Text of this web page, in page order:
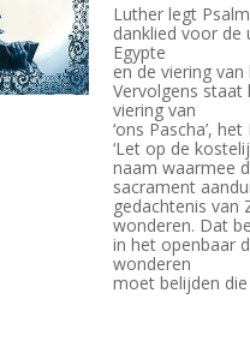
Luther legt
danklied voor
Egypte
en de viering van
Vervolgens staat
viering van
‘ons Pascha’,
‘Let op de
naam waarmee
sacrament
gedachtenis van
wonderen. Dat
in het openbaar
wonderen
moet belijden